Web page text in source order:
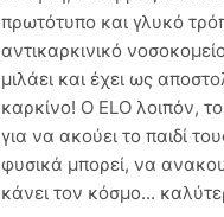
πρωτότυπο και γλυκό
αντικαρκινικό
μιλάει και έχει ως
καρκίνο! Ο ELO λοιπόν,
για να ακούει το παιδί
φυσικά μπορεί, να
κάνει τον κόσμο...